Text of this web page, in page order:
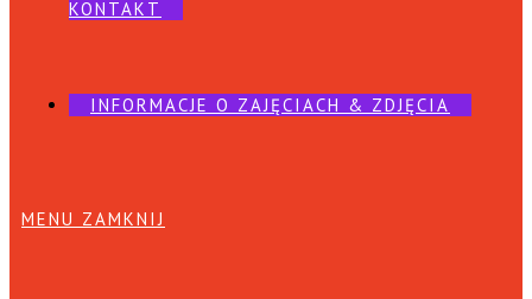
KONTAKT
INFORMACJE O ZAJĘCIACH & ZDJĘCIA
MENU ZAMKNIJ